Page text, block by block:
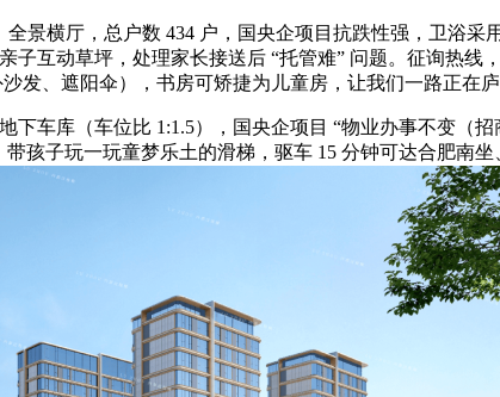
横厅，总户数 434 户，国央企项目抗跌性强，卫浴
互动草坪，处理家长接送后 “托管难” 问题。征询热
发、遮阳伞），书房可矫捷为儿童房，让我们一路正在庐
库（车位比 1:1.5），国央企项目 “物业办事不变（
孩子玩一玩童梦乐土的滑梯，驱车 15 分钟可达合肥南